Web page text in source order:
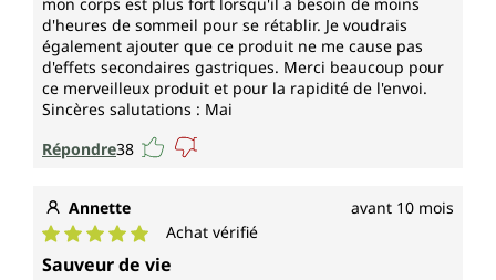
d'heures de sommeil pour se rétablir. Je voudrais
également ajouter que ce produit ne me cause pas
d'effets secondaires gastriques. Merci beaucoup pour
ce merveilleux produit et pour la rapidité de l'envoi.
Sincères salutations : Mai
Répondre38
Annette avant 10 mois
Note moyenne de 5 sur 5 étoiles
Achat vérifié
Sauveur de vie